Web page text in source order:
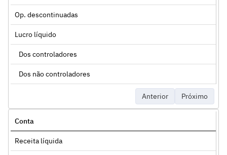
Op. descontinuadas
Lucro líquido
Dos controladores
Dos não controladores
Anterior Próximo
Conta
Receita líquida